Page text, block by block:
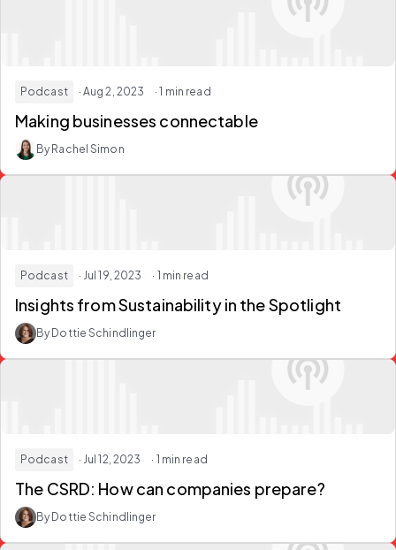
Podcast · Aug 2, 2023 · 1 min read
Making businesses connectable
By Rachel Simon
Podcast · Jul 19, 2023 · 1 min read
Insights from Sustainability in the Spotlight
By Dottie Schindlinger
Podcast · Jul 12, 2023 · 1 min read
The CSRD: How can companies prepare?
By Dottie Schindlinger